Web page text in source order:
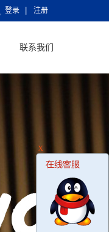
登录 注册
联系我们
X